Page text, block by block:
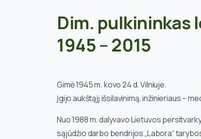
Dim. pulkininkas
1945 – 2015
Gimė 1945 m. kovo 24 d. Vilniuje.
Įgijo aukštąjį išsilavinimą, inžinieriaus –
Nuo 1988 m. dalyvavo Lietuvos
sąjūdžio darbo bendrijos „Labora“